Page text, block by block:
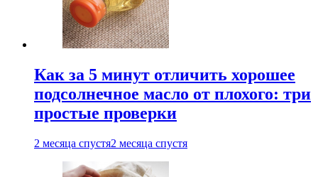
Как за 5 минут отличить хорошее
подсолнечное масло от плохого: три
простые проверки
2 месяца спустя2 месяца спустя